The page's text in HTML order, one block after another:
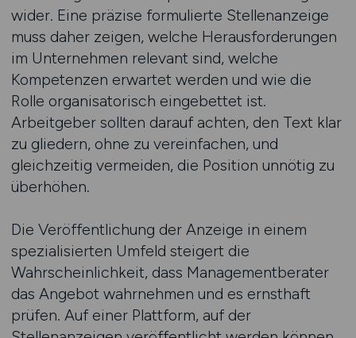
wider. Eine präzise formulierte Stellenanzeige
muss daher zeigen, welche Herausforderungen
im Unternehmen relevant sind, welche
Kompetenzen erwartet werden und wie die
Rolle organisatorisch eingebettet ist.
Arbeitgeber sollten darauf achten, den Text klar
zu gliedern, ohne zu vereinfachen, und
gleichzeitig vermeiden, die Position unnötig zu
überhöhen.
Die Veröffentlichung der Anzeige in einem
spezialisierten Umfeld steigert die
Wahrscheinlichkeit, dass Managementberater
das Angebot wahrnehmen und es ernsthaft
prüfen. Auf einer Plattform, auf der